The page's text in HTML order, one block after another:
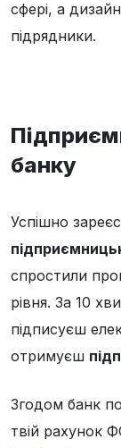
сфері, а
підрядники.
банку
Успішно
спростили
рівня. За 10
підписуєш
отримуєш
Згодом банк
твій рахунок